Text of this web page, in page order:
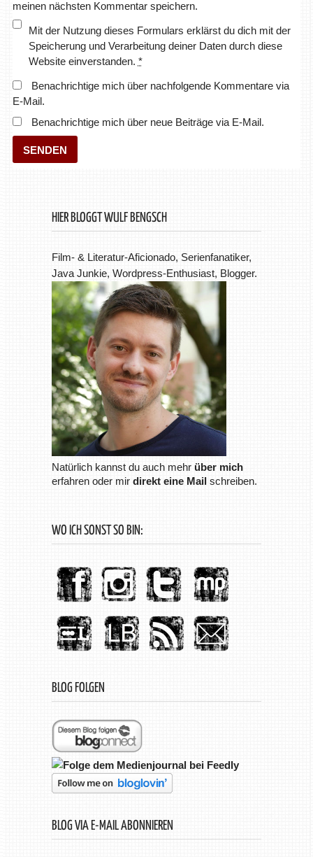
meinen nächsten Kommentar speichern.
Mit der Nutzung dieses Formulars erklärst du dich mit der
Speicherung und Verarbeitung deiner Daten durch diese
Website einverstanden. *
Benachrichtige mich über nachfolgende Kommentare via
E-Mail.
Benachrichtige mich über neue Beiträge via E-Mail.
HIER BLOGGT WULF BENGSCH
Film- & Literatur-Aficionado, Serienfanatiker,
Java Junkie, Wordpress-Enthusiast, Blogger.
Natürlich kannst du auch mehr über mich
erfahren oder mir direkt eine Mailschreiben.
WO ICH SONST SO BIN:
BLOG FOLGEN
BLOG VIA E-MAIL ABONNIEREN